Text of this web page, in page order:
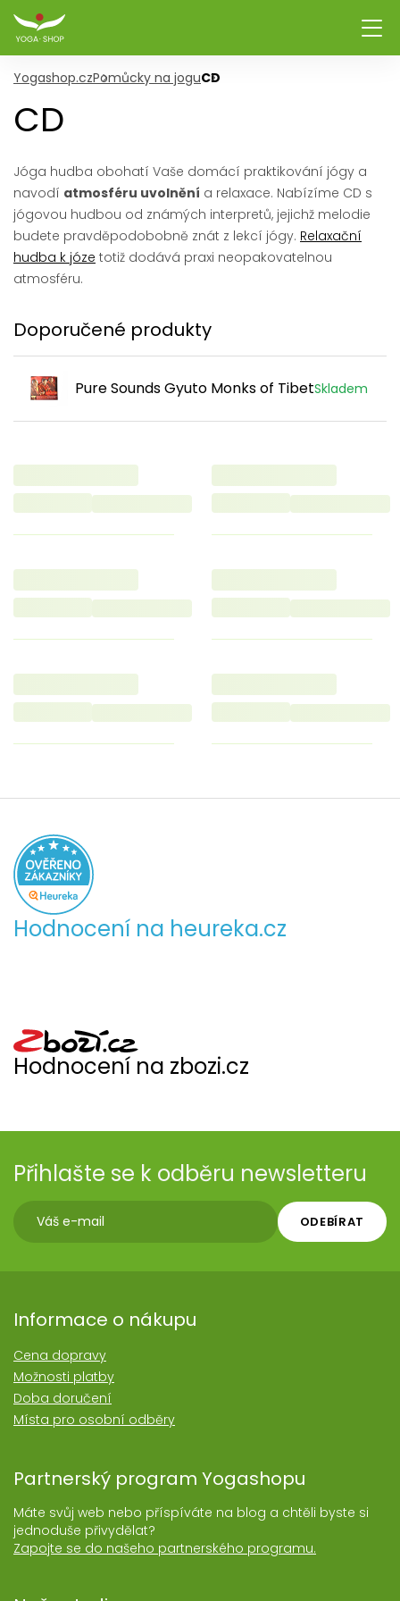
Yogashop.czPomůcky na joguCD
CD
Jóga hudba obohatí Vaše domácí praktikování jógy a
navodí atmosféru uvolnění a relaxace. Nabízíme CD s
jógovou hudbou od známých interpretů, jejichž melodie
budete pravděpodobobně znát z lekcí jógy. Relaxační
hudba k józe totiž dodává praxi neopakovatelnou
atmosféru.
Doporučené produkty
Pure Sounds Gyuto Monks of TibetSkladem
Hodnocení na heureka.cz
Hodnocení na zbozi.cz
Přihlašte se k odběru newsletteru
ODEBÍRAT
Informace o nákupu
Cena dopravy
Možnosti platby
Doba doručení
Místa pro osobní odběry
Partnerský program Yogashopu
Máte svůj web nebo příspíváte na blog a chtěli byste si
jednoduše přivydělat?
Zapojte se do našeho partnerského programu.